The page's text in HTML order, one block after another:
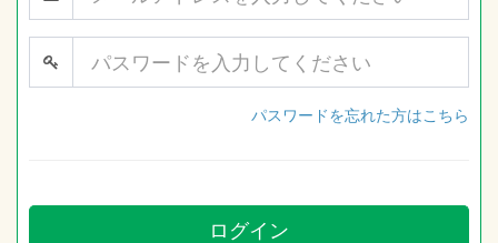
パスワードを忘れた方はこちら
ログイン